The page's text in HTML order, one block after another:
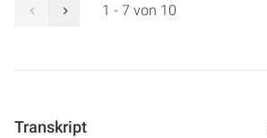
1 - 7 von 10
Transkript